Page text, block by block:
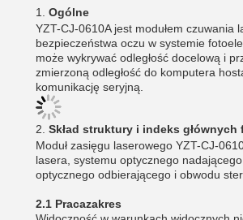
Ogólne
YZT-CJ-0610A jest modułem czuwania
bezpieczeństwa oczu w systemie
może wykrywać odległość docelową i
zmierzoną odległość do komputera
komunikację seryjną.
Skład struktury i indeks głównych
Moduł zasięgu laserowego YZT-CJ-
lasera, systemu optycznego
optycznego odbierającego i obwodu
2.1 Pracazakres